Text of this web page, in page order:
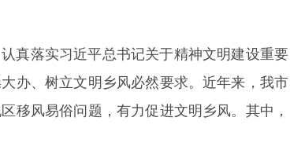
真落实习近平总书记关于精神文明建设重要
办、树立文明乡风必然要求。近年来，我市
移风易俗问题，有力促进文明乡风。其中，